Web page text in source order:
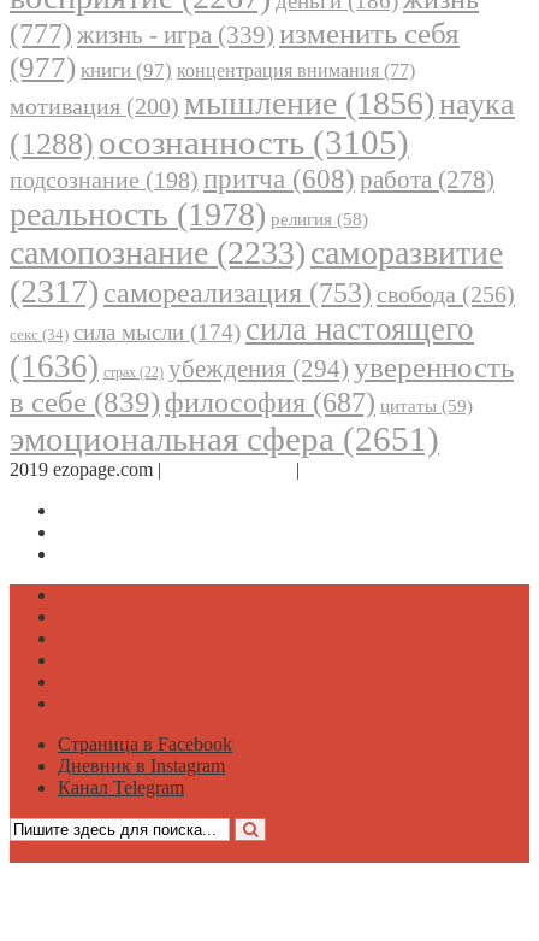
(777) жизнь - игра (339) изменить себя
(977) книги (97) концентрация внимания (77)
мотивация (200) мышление (1856)наука
(1288) осознанность (3105)
подсознание (198) притча (608) работа (278)
реальность (1978) религия (58)
самопознание (2233)саморазвитие
(2317) самореализация (753) свобода (256)
секс (34) сила мысли (174) сила настоящего
(1636) страх (22) убеждения (294) уверенность
в себе (839) философия (687) цитаты (59)
эмоциональная сфера (2651)
2019 ezopage.com | |
Страница в Facebook
Дневник в Instagram
Канал Telegram